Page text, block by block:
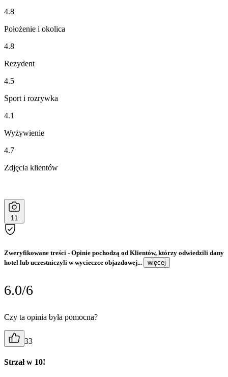
4.8
Położenie i okolica
4.8
Rezydent
4.5
Sport i rozrywka
4.1
Wyżywienie
4.7
Zdjęcia klientów
11
Zweryfikowane treści - Opinie pochodzą od Klientów, którzy odwiedzili dany
hotel lub uczestniczyli w wycieczce objazdowej...
więcej
6.0/6
Czy ta opinia była pomocna?
33
Strzał w 10!